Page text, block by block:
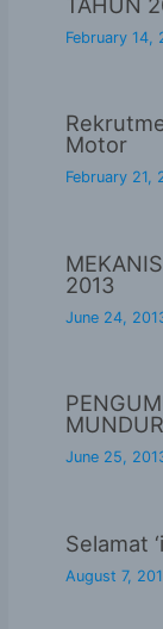
February 14,
Motor
February 21,
2013
June 24,
June 25,
Selamat
August 7,